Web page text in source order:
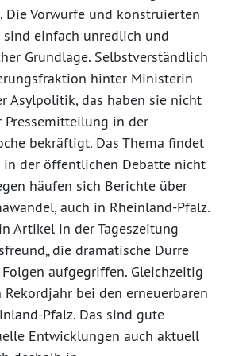
Die Vorwürfe und konstruierten
sind einfach unredlich und
Grundlage. Selbstverständlich
hinter Ministerin
Asylpolitik, das haben sie nicht
in der
bekräftigt. Das Thema findet
in der öffentlichen Debatte nicht
häufen sich Berichte über
auch in Rheinland-Pfalz.
Artikel in der Tageszeitung
die dramatische Dürre
aufgegriffen. Gleichzeitig
bei den erneuerbaren
Pfalz. Das sind gute
Entwicklungen auch aktuell